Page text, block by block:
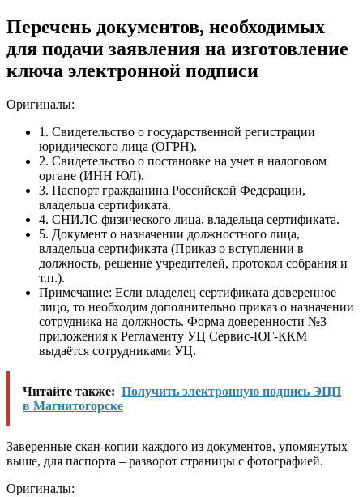
Перечень документов, необходимых
для подачи заявления на изготовление
ключа электронной подписи
Оригиналы:
1. Свидетельство о государственной регистрации
юридического лица (ОГРН).
2. Свидетельство о постановке на учет в налоговом
органе (ИНН ЮЛ).
3. Паспорт гражданина Российской Федерации,
владельца сертификата.
4. СНИЛС физического лица, владельца сертификата.
5. Документ о назначении должностного лица,
владельца сертификата (Приказ о вступлении в
должность, решение учредителей, протокол собрания и
т.п.).
Примечание: Если владелец сертификата доверенное
лицо, то необходим дополнительно приказ о назначении
сотрудника на должность. Форма доверенности №3
приложения к Регламенту УЦ Сервис-ЮГ-ККМ
выдаётся сотрудниками УЦ.
Читайте также: Получить электронную подпись ЭЦП
в Магнитогорске
Заверенные скан-копии каждого из документов, упомянутых
выше, для паспорта – разворот страницы с фотографией.
Оригиналы: